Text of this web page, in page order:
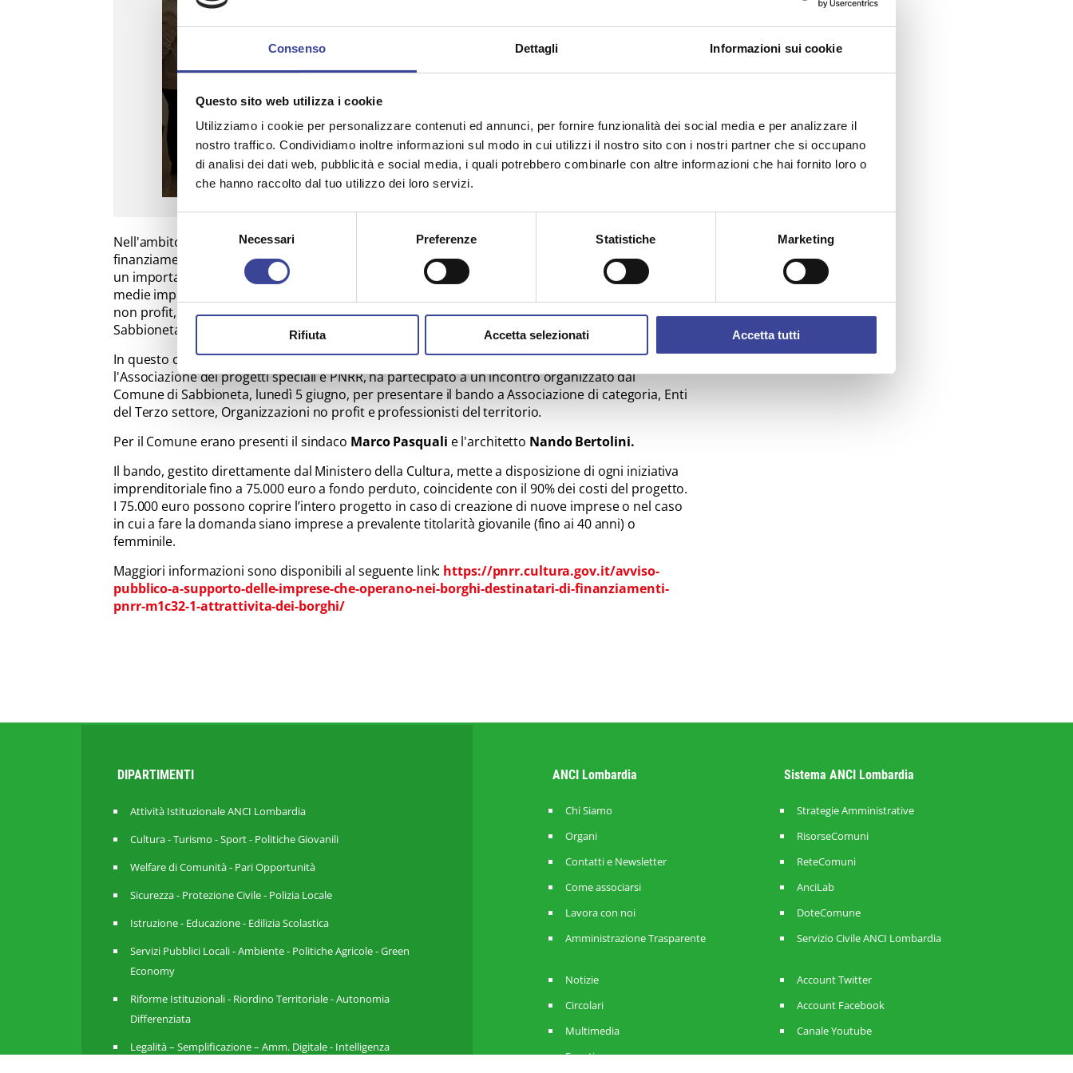
Consenso Dettagli Informazioni sui cookie
Questo sito web utilizza i cookie
Utilizziamo i cookie per personalizzare contenuti ed annunci, per fornire funzionalità dei social media e per analizzare il
nostro traffico. Condividiamo inoltre informazioni sul modo in cui utilizzi il nostro sito con i nostri partner che si occupano
di analisi dei dati web, pubblicità e social media, i quali potrebbero combinarle con altre informazioni che hai fornito loro o
che hanno raccolto dal tuo utilizzo dei loro servizi.
del
consenso
Necessari Preferenze Statistiche Marketing
Rifiuta Accetta selezionati Accetta tutti
Nell'ambito dell'Avviso pubblico a supporto delle imprese che operano nei borghi destinatari di
finanziamenti "ATTRATTIVITA' DEI BORGHI" - PNRR - M1C3, il Comune di Sabbioneta ha ottenuto
un importante finanziamento derivante dal PNRR a favore e a supporto delle micro, piccole,
medie imprese le associazioni non riconosciute, le organizzazioni dotate di personalità giuridica
non profit, nonché gli Enti del Terzo settore che hanno sede o che intendono insediarsi a
Sabbioneta.
In questo contesto, Anci Lombardia con l'architetto Maurizio Cabras, resposnsabile per
l'Associazione dei progetti speciali e PNRR, ha partecipato a un incontro organizzato dal
Comune di Sabbioneta, lunedì 5 giugno, per presentare il bando a Associazione di categoria, Enti
del Terzo settore, Organizzazioni no profit e professionisti del territorio.
Per il Comune erano presenti il sindaco Marco Pasquali e l'architetto Nando Bertolini.
Il bando, gestito direttamente dal Ministero della Cultura, mette a disposizione di ogni iniziativa
imprenditoriale fino a 75.000 euro a fondo perduto, coincidente con il 90% dei costi del progetto.
I 75.000 euro possono coprire l’intero progetto in caso di creazione di nuove imprese o nel caso
in cui a fare la domanda siano imprese a prevalente titolarità giovanile (fino ai 40 anni) o
femminile.
Maggiori informazioni sono disponibili al seguente link: https://pnrr.cultura.gov.it/avviso-
pubblico-a-supporto-delle-imprese-che-operano-nei-borghi-destinatari-di-finanziamenti-
pnrr-m1c32-1-attrattivita-dei-borghi/
DIPARTIMENTI
Attività Istituzionale ANCI Lombardia
Cultura - Turismo - Sport - Politiche Giovanili
Welfare di Comunità - Pari Opportunità
Sicurezza - Protezione Civile - Polizia Locale
Istruzione - Educazione - Edilizia Scolastica
Servizi Pubblici Locali - Ambiente - Politiche Agricole - Green
Economy
Riforme Istituzionali - Riordino Territoriale - Autonomia
Differenziata
Legalità – Semplificazione – Amm. Digitale - Intelligenza
ANCI Lombardia
Chi Siamo
Organi
Contatti e Newsletter
Come associarsi
Lavora con noi
Amministrazione Trasparente
Notizie
Circolari
Multimedia
Eventi
Sistema ANCI Lombardia
Strategie Amministrative
RisorseComuni
ReteComuni
AnciLab
DoteComune
Servizio Civile ANCI Lombardia
Account Twitter
Account Facebook
Canale Youtube